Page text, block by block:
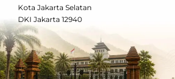
Kota Jakarta Selatan
DKI Jakarta 12940